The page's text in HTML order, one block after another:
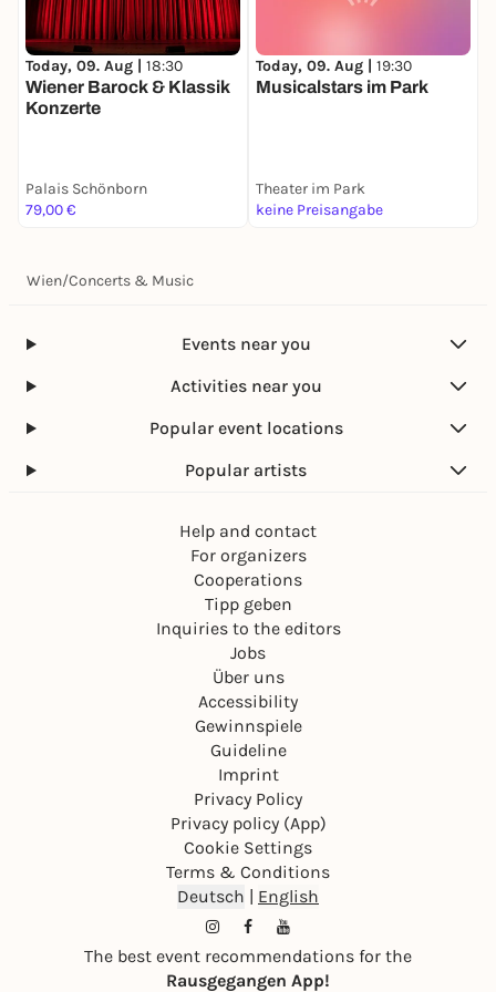
Today, 09. Aug | 18:30
Wiener Barock & Klassik
Konzerte
Palais Schönborn
79,00 €
Today, 09. Aug | 19:30
Musicalstars im Park
Theater im Park
keine Preisangabe
Wien/Concerts & Music
Events near you
Activities near you
Popular event locations
Popular artists
Help and contact
For organizers
Cooperations
Tipp geben
Inquiries to the editors
Jobs
Über uns
Accessibility
Gewinnspiele
Guideline
Imprint
Privacy Policy
Privacy policy (App)
Cookie Settings
Terms & Conditions
Deutsch | English
The best event recommendations for the
Rausgegangen App!